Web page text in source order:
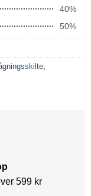
40%
50%
,
599 kr